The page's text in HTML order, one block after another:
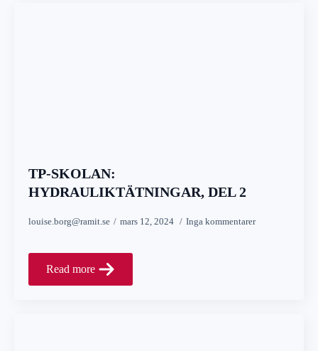
TP-SKOLAN:
HYDRAULIKTÄTNINGAR, DEL 2
louise.borg@ramit.se mars 12, 2024 Inga kommentarer
Read more